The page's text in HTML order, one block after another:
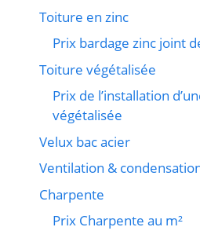
Toiture en zinc
Prix bardage zinc joint
Toiture végétalisée
Prix de l’installation
végétalisée
Velux bac acier
Ventilation &
Charpente
Prix Charpente au m²